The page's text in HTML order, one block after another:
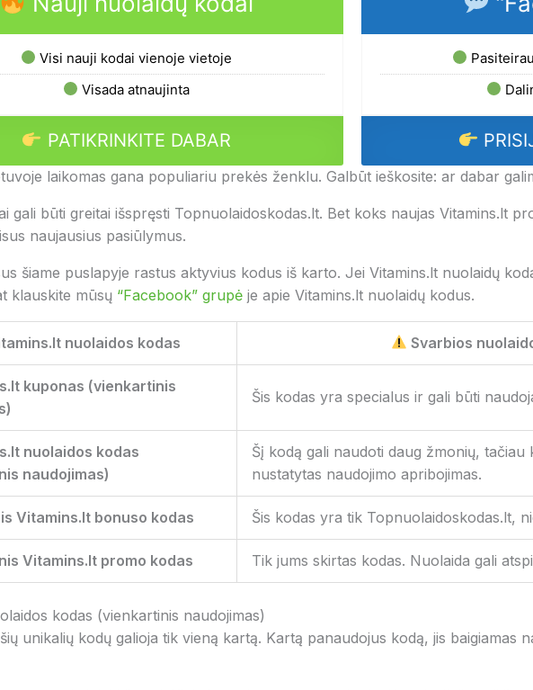
Visi nauji kodai vienoje vietoje
Visada atnaujinta
PATIKRINKITE DABAR
laikomas gana populiariu prekės ženklu. Galbūt ieškosite: ar dabar
gali būti greitai išspręsti Topnuolaidoskodas.lt. Bet koks naujas Vitamins.lt
naujausius pasiūlymus.
šiame puslapyje rastus aktyvius kodus iš karto. Jei Vitamins.lt nuolaidų
klauskite mūsų “Facebook” grupėje apie Vitamins.lt nuolaidų kodus.
nuolaidos kodas Svarbios
kuponas (vienkartinis
Šis kodas yra specialus ir gali būti
nuolaidos kodas
naudojimas)
Šį kodą gali naudoti daug žmonių, tačiau
nustatytas naudojimo apribojimas.
Vitamins.lt bonuso kodas Šis kodas yra tik Topnuolaidoskodas.lt,
Vitamins.lt promo kodas Tik jums skirtas kodas. Nuolaida gali
kodas (vienkartinis naudojimas)
unikalių kodų galioja tik vieną kartą. Kartą panaudojus kodą, jis baigiamas